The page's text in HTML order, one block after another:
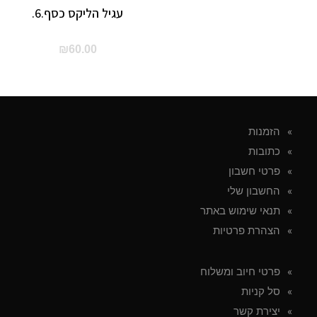
עגיל הליקס כסף.6.
₪60.00
הזמנות
כתובות
פרטי חשבון
החשבון שלי
תנאי שימוש באתר
הצהרת פרטיות
פרטי חיוב ומשלוח
סל קניות
יצירת קשר